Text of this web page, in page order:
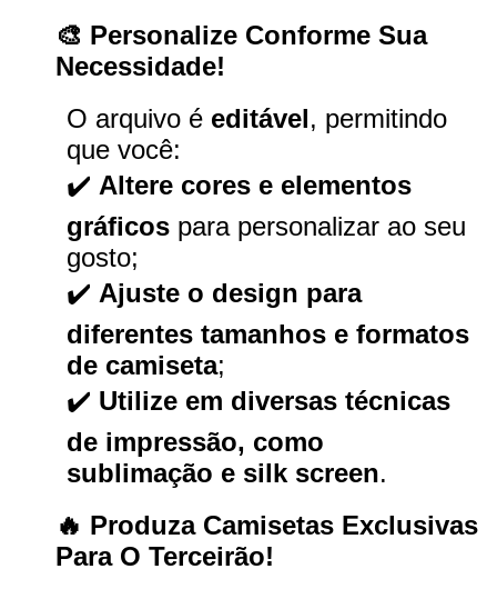
🎨 Personalize Conforme Sua
Necessidade!
O arquivo é editável, permitindo
que você:
✔️ Altere cores e elementos
gráficos para personalizar ao seu
gosto;
✔️ Ajuste o design para
diferentes tamanhos e formatos
de camiseta;
✔️ Utilize em diversas técnicas
de impressão, como
sublimação e silk screen.
🔥 Produza Camisetas Exclusivas
Para O Terceirão!